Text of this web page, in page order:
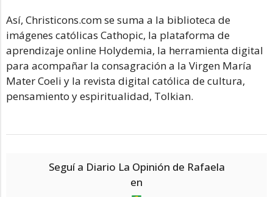
Así, Christicons.com se suma a la biblioteca de
imágenes católicas Cathopic, la plataforma de
aprendizaje online Holydemia, la herramienta digital
para acompañar la consagración a la Virgen María
Mater Coeli y la revista digital católica de cultura,
pensamiento y espiritualidad, Tolkian.
Seguí a Diario La Opinión de Rafaela
en